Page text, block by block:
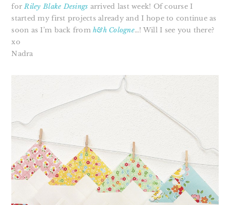
forRiley Blake Desings arrived last week! Of course I
started my first projects already and I hope to continue as
soon as I’m back fromh&h Cologne…! Will I see you there?
xo
Nadra